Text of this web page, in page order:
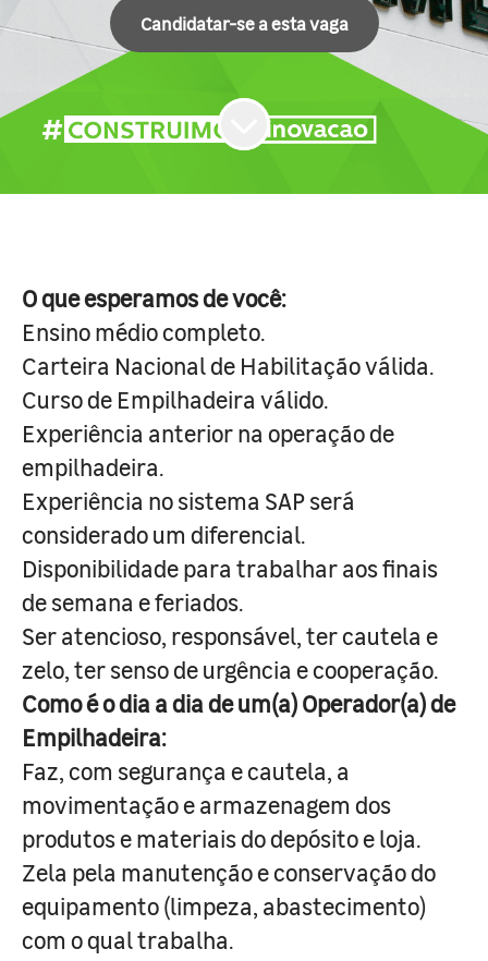
Candidatar-se a esta vaga
O que esperamos de você:
Ensino médio completo.
Carteira Nacional de Habilitação válida.
Curso de Empilhadeira válido.
Experiência anterior na operação de
empilhadeira.
Experiência no sistema SAP será
considerado um diferencial.
Disponibilidade para trabalhar aos finais
de semana e feriados.
Ser atencioso, responsável, ter cautela e
zelo, ter senso de urgência e cooperação.
Como é o dia a dia de um(a) Operador(a) de
Empilhadeira:
Faz, com segurança e cautela, a
movimentação e armazenagem dos
produtos e materiais do depósito e loja.
Zela pela manutenção e conservação do
equipamento (limpeza, abastecimento)
com o qual trabalha.